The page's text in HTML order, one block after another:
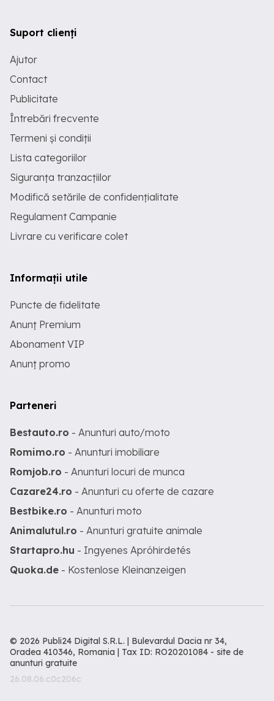
Suport clienți
Ajutor
Contact
Publicitate
Întrebări frecvente
Termeni și condiții
Lista categoriilor
Siguranța tranzacțiilor
Modifică setările de confidențialitate
Regulament Campanie
Livrare cu verificare colet
Informații utile
Puncte de fidelitate
Anunț Premium
Abonament VIP
Anunț promo
Parteneri
Bestauto.ro - Anunturi auto/moto
Romimo.ro - Anunturi imobiliare
Romjob.ro - Anunturi locuri de munca
Cazare24.ro - Anunturi cu oferte de cazare
Bestbike.ro - Anunturi moto
Animalutul.ro - Anunturi gratuite animale
Startapro.hu - Ingyenes Apróhirdetés
Quoka.de - Kostenlose Kleinanzeigen
© 2026 Publi24 Digital S.R.L. | Bulevardul Dacia nr 34,
Oradea 410346, Romania | Tax ID: RO20201084 - site de
anunturi gratuite
26.08.06.c0c206c